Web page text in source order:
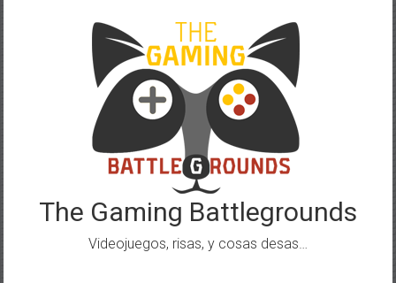
The Gaming Battlegrounds
Videojuegos, risas, y cosas desas…